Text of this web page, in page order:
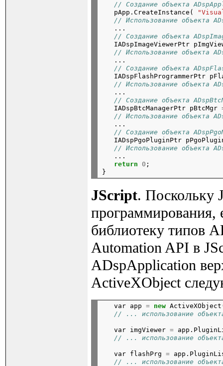
// Создание объекта
   pApp.CreateInstance(
// Использование объекта
   ...
// Создание объекта
IADspImageViewerPtr
// Использование объекта
   ...
// Создание объекта
IADspFlashProgrammerPtr
// Использование объекта
   ...
// Создание объекта
   IADspBtcManagerPtr pBtcMgr
// Использование объекта
   ...
// Создание объекта
IADspPgoPluginPtr
// Использование объекта
   ...
return
0 ;
JScript. Поскольку
программирования,
библиотеку типов
Automation API в
ADspApplication
ActiveXObject
   var app
= new
// ... использование
   var imgViewer
=
// ... использование
   var flashPrg
=
// ... использование